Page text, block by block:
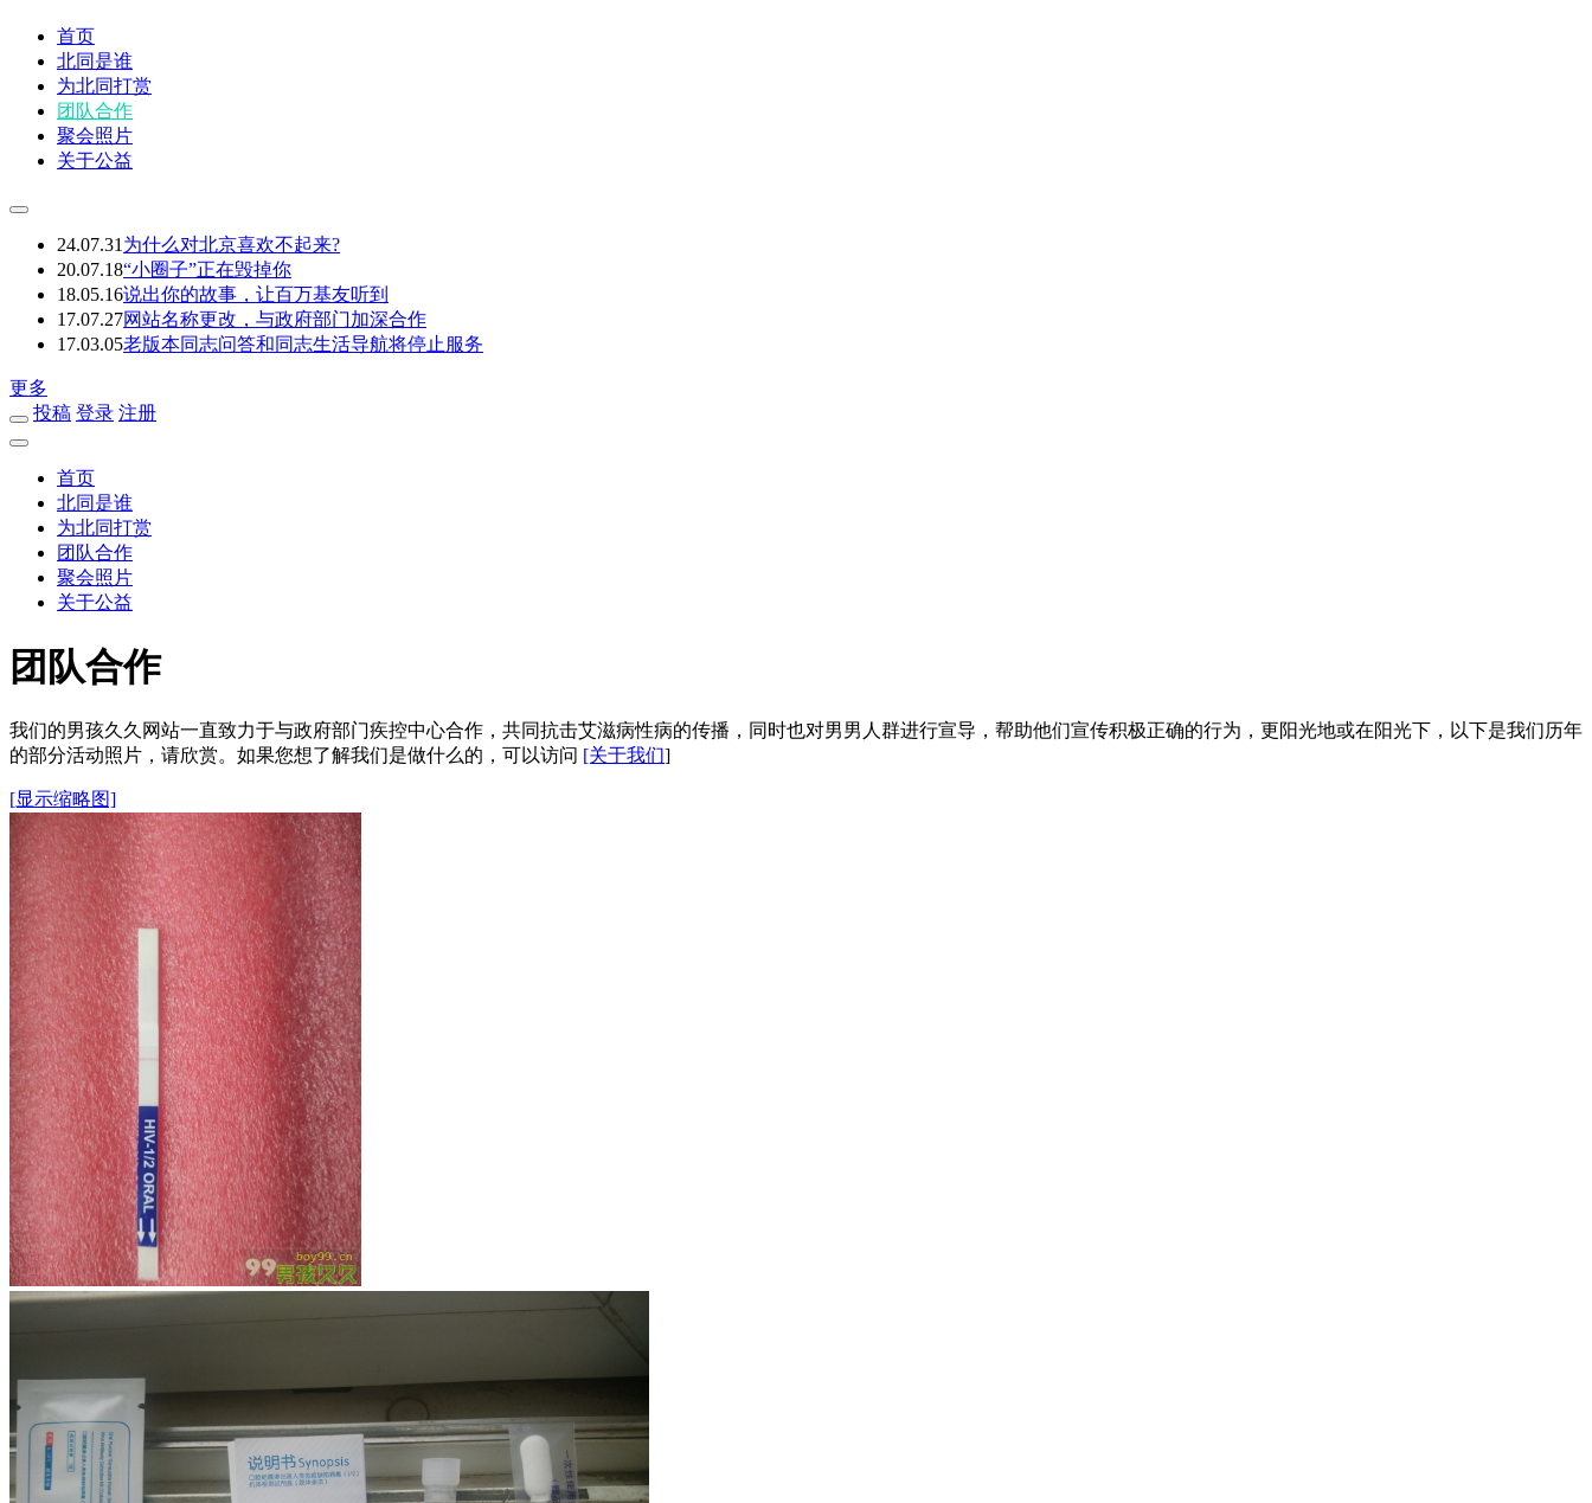
首页
北同是谁
为北同打赏
团队合作
聚会照片
关于公益
24.07.31为什么对北京喜欢不起来?
20.07.18“小圈子”正在毁掉你
18.05.16说出你的故事，让百万基友听到
17.07.27网站名称更改，与政府部门加深合作
17.03.05老版本同志问答和同志生活导航将停止服务
更多
投稿 登录 注册
首页
北同是谁
为北同打赏
团队合作
聚会照片
关于公益
团队合作
我们的男孩久久网站一直致力于与政府部门疾控中心合作，共同抗击艾滋病性病的传播，同时也对男男人群进行宣导，帮助他们宣传积极正确的行为，更阳光地或在阳光下，以下是我们历年
的部分活动照片，请欣赏。如果您想了解我们是做什么的，可以访问 [关于我们]
[显示缩略图]